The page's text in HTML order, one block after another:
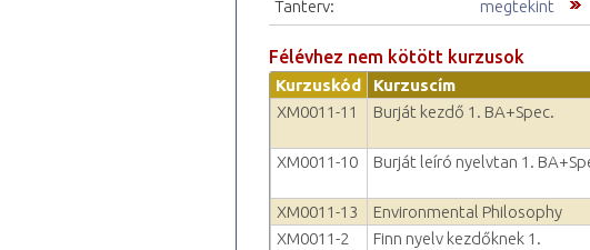
Tanterv:
megtekint
Félévhez nem kötött kurzusok
Kurzuskód Kurzuscím
XM0011-11
Burját kezdő 1. BA+Spec.
XM0011-10
Burját leíró nyelvtan 1.
XM0011-13
Environmental Philosophy
XM0011-2
Finn nyelv kezdőknek 1.